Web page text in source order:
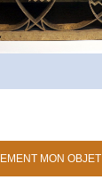
MON OBJET